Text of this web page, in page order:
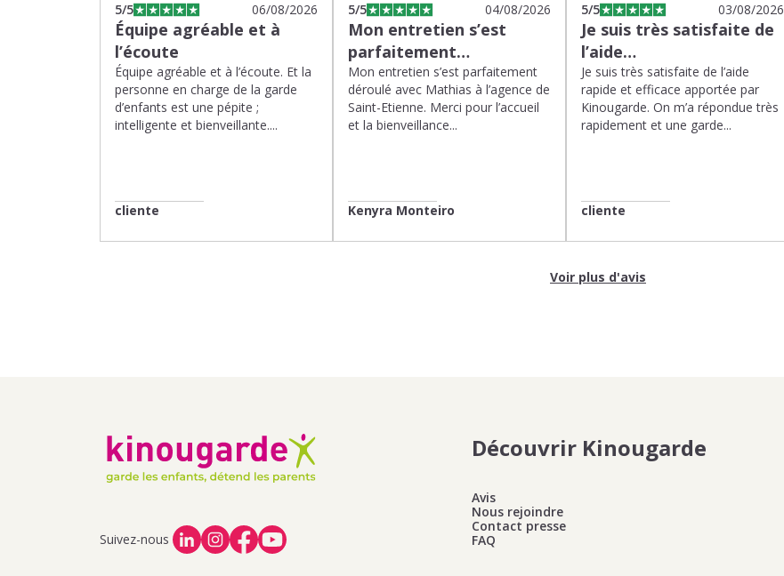
5/5 06/08/2026
Équipe agréable et à
l’écoute
Équipe agréable et à l’écoute. Et la
personne en charge de la garde
d’enfants est une pépite ;
intelligente et bienveillante....
cliente
5/5 04/08/2026
Mon entretien s’est
parfaitement…
Mon entretien s’est parfaitement
déroulé avec Mathias à l’agence de
Saint-Etienne. Merci pour l’accueil
et la bienveillance...
Kenyra Monteiro
5/5 03/08/2026
Je suis très satisfaite de
l’aide…
Je suis très satisfaite de l’aide
rapide et efficace apportée par
Kinougarde. On m’a répondue très
rapidement et une garde...
cliente
Voir plus d'avis
Suivez-nous
Découvrir Kinougarde
Avis
Nous rejoindre
Contact presse
FAQ